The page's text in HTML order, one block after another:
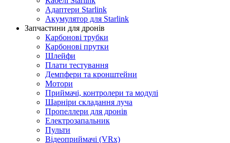
Адаптери Starlink
Aкумулятор для Starlink
Запчастини для дронів
Карбонові трубки
Карбонові прутки
Шлейфи
Плати тестування
Демпфери та кронштейни
Мотори
Приймачі, контролери та модулі
Шарніри складання луча
Пропеллери для дронів
Електрозапальник
Пульти
Відеоприймачі (VRx)